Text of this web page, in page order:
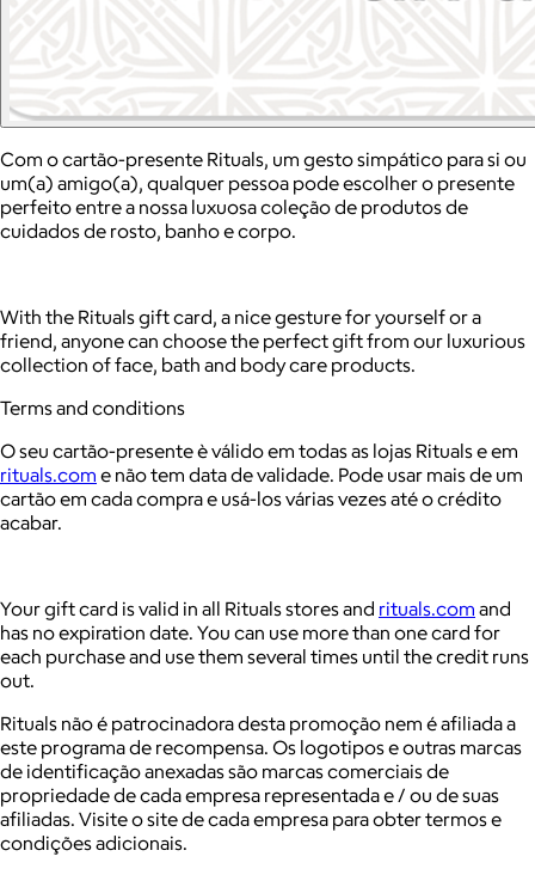
Com o cartão-presente Rituals, um gesto simpático para si ou
um(a) amigo(a), qualquer pessoa pode escolher o presente
perfeito entre a nossa luxuosa coleção de produtos de
cuidados de rosto, banho e corpo.
With the Rituals gift card, a nice gesture for yourself or a
friend, anyone can choose the perfect gift from our luxurious
collection of face, bath and body care products.
Terms and conditions
O seu cartão-presente è válido em todas as lojas Rituals e em
rituals.com e não tem data de validade. Pode usar mais de um
cartão em cada compra e usá-los várias vezes até o crédito
acabar.
Your gift card is valid in all Rituals stores and rituals.com and
has no expiration date. You can use more than one card for
each purchase and use them several times until the credit runs
out.
Rituals não é patrocinadora desta promoção nem é afiliada a
este programa de recompensa. Os logotipos e outras marcas
de identificação anexadas são marcas comerciais de
propriedade de cada empresa representada e / ou de suas
afiliadas. Visite o site de cada empresa para obter termos e
condições adicionais.